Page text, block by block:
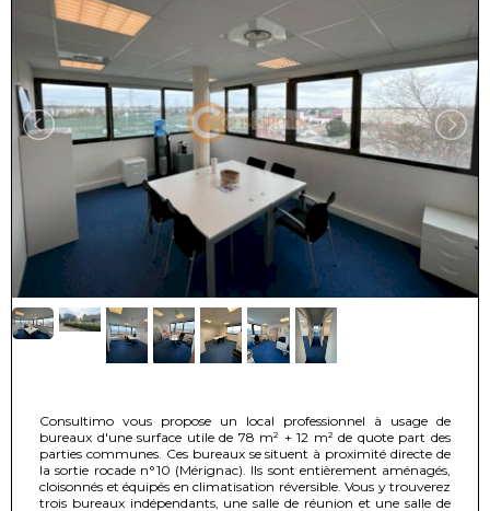
Consultimo vous propose un local professionnel à usage de
bureaux d'une surface utile de 78 m² + 12 m² de quote part des
parties communes. Ces bureaux se situent à proximité directe de
la sortie rocade n°10 (Mérignac). Ils sont entièrement aménagés,
cloisonnés et équipés en climatisation réversible. Vous y trouverez
trois bureaux indépendants, une salle de réunion et une salle de